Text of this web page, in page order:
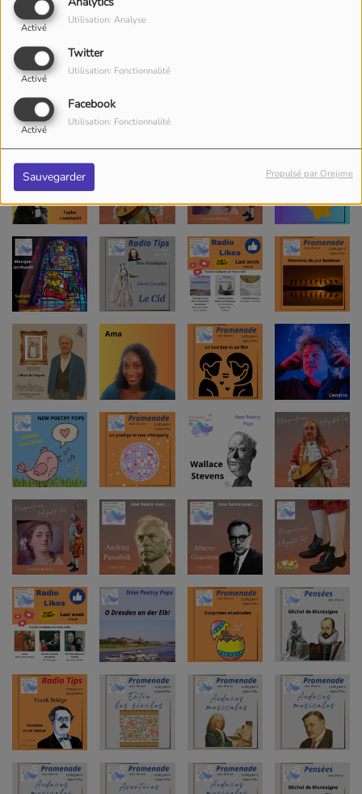
Activé
Utilisation: Analyse
Twitter
Activé
Utilisation: Fonctionnalité
Facebook
Activé
Utilisation: Fonctionnalité
Sauvegarder Propulsé par Orejime